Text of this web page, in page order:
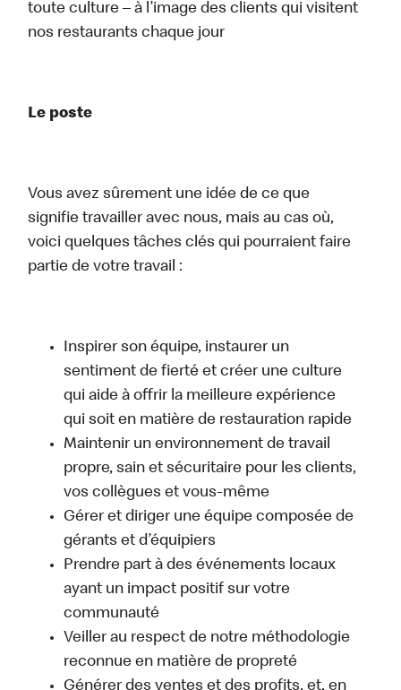
toute culture – à l’image des clients qui visitent
nos restaurants chaque jour
Le poste
Vous avez sûrement une idée de ce que
signifie travailler avec nous, mais au cas où,
voici quelques tâches clés qui pourraient faire
partie de votre travail :
Inspirer son équipe, instaurer un
sentiment de fierté et créer une culture
qui aide à offrir la meilleure expérience
qui soit en matière de restauration rapide
Maintenir un environnement de travail
propre, sain et sécuritaire pour les clients,
vos collègues et vous-même
Gérer et diriger une équipe composée de
gérants et d’équipiers
Prendre part à des événements locaux
ayant un impact positif sur votre
communauté
Veiller au respect de notre méthodologie
reconnue en matière de propreté
Générer des ventes et des profits, et, en